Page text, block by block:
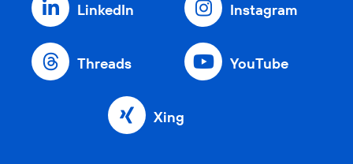
LinkedIn Instagram
Threads YouTube
Xing